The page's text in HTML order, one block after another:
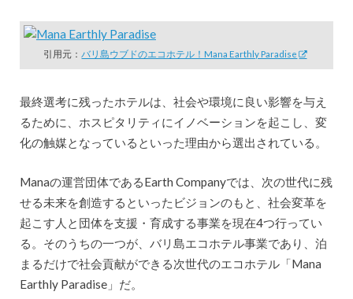
引用元： バリ島ウブドのエコホテル！Mana Earthly Paradise
最終選考に残ったホテルは、社会や環境に良い影響を与え
るために、ホスピタリティにイノベーションを起こし、変
化の触媒となっているといった理由から選出されている。
Manaの運営団体であるEarth Companyでは、次の世代に残
せる未来を創造するといったビジョンのもと、社会変革を
起こす人と団体を支援・育成する事業を現在4つ行ってい
る。そのうちの一つが、バリ島エコホテル事業であり、泊
まるだけで社会貢献ができる次世代のエコホテル「Mana
Earthly Paradise」だ。